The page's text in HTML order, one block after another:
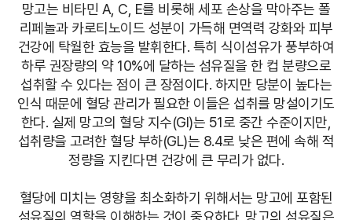
망고는 비타민 A, C, E를 비롯해 세포 손상을 막아주는 폴
리페놀과 카로티노이드 성분이 가득해 면역력 강화와 피부
건강에 탁월한 효능을 발휘한다. 특히 식이섬유가 풍부하여
하루 권장량의 약 10%에 달하는 섬유질을 한 컵 분량으로
섭취할 수 있다는 점이 큰 장점이다. 하지만 당분이 높다는
인식 때문에 혈당 관리가 필요한 이들은 섭취를 망설이기도
한다. 실제 망고의 혈당 지수(GI)는 51로 중간 수준이지만,
섭취량을 고려한 혈당 부하(GL)는 8.4로 낮은 편에 속해 적
정량을 지킨다면 건강에 큰 무리가 없다.
혈당에 미치는 영향을 최소화하기 위해서는 망고에 포함된
섬유질의 역할을 이해하는 것이 중요하다. 망고의 섬유질은